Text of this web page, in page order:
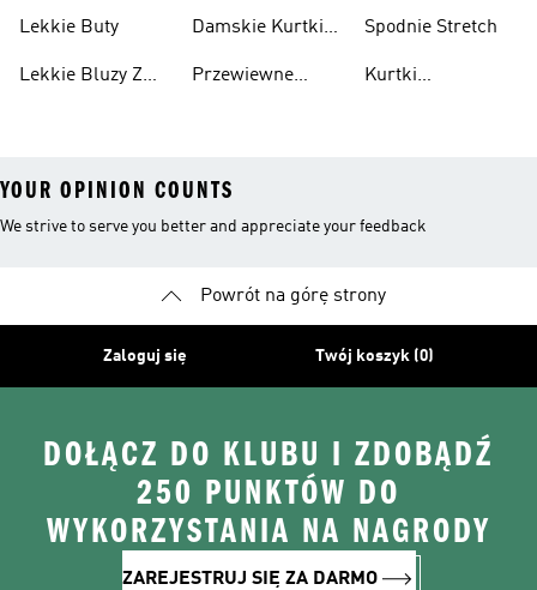
Lekkie Buty
Lekkie Bluzy Z
Damskie Kurtki
Przewiewne
Spodnie Stretch
Kurtki
YOUR OPINION COUNTS
We strive to serve you better and appreciate your feedback
Powrót na górę strony
Zaloguj się Twój koszyk (0)
DOŁĄCZ DO KLUBU I ZDOBĄDŹ
250 PUNKTÓW DO
WYKORZYSTANIA NA NAGRODY
ZAREJESTRUJ SIĘ ZA DARMO